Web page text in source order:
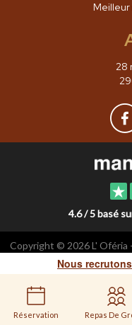
28
4.6 / 5 basé
Copyright © 2026 L' Oféria
Nous
Réservation Repas De